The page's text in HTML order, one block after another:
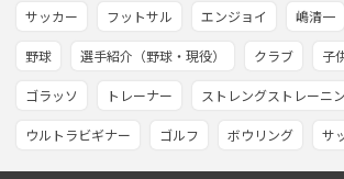
サッカー フットサル エンジョイ 嶋清一
野球 選手紹介（野球・現役） クラブ 子
ゴラッソ トレーナー ストレングストレーニ
ウルトラビギナー ゴルフ ボウリング サ